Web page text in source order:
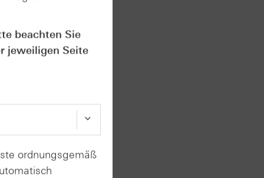
im
Plus.
beachten Sie
jeweiligen Seite
ordnungsgemäß